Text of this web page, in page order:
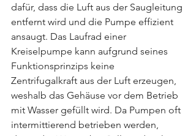
dafür, dass die Luft aus der Saugleitung
entfernt wird und die Pumpe effizient
ansaugt. Das Laufrad einer
Kreiselpumpe kann aufgrund seines
Funktionsprinzips keine
Zentrifugalkraft aus der Luft erzeugen,
weshalb das Gehäuse vor dem Betrieb
mit Wasser gefüllt wird. Da Pumpen oft
intermittierend betrieben werden,